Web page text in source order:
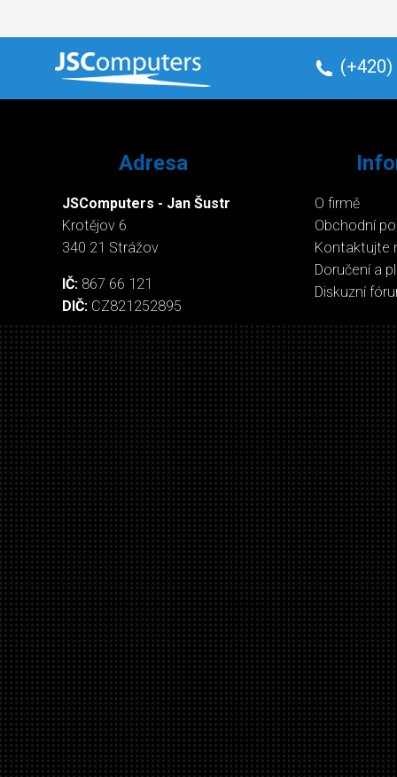
(+420)
Adresa
JSComputers - Jan Šustr
Krotějov 6
340 21 Strážov
IČ: 867 66 121
DIČ: CZ821252895
O firmě
Obchodní
Kontaktujte
Doručení a
Diskuzní